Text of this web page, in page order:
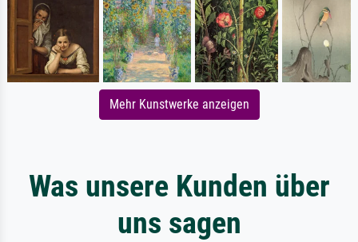
Mehr Kunstwerke anzeigen
Was unsere Kunden über
uns sagen